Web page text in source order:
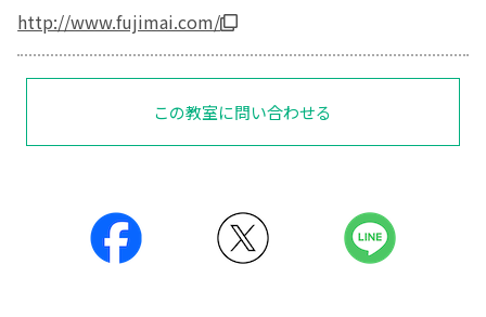
http://www.fujimai.com/
この教室に問い合わせる